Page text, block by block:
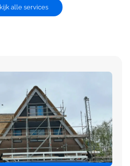
alle services